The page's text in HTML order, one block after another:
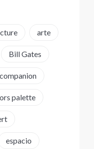
arte
Bill Gates
palette
espacio